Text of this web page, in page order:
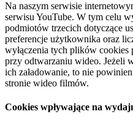
Na naszym serwisie
serwisu YouTube. W tym celu
podmiotów trzecich dotyczące
preferencje użytkownika oraz
wyłączenia tych plików cookies
przy odtwarzaniu wideo. Jeżeli
ich załadowanie, to nie
stronie wideo filmów.
Cookies wpływające na